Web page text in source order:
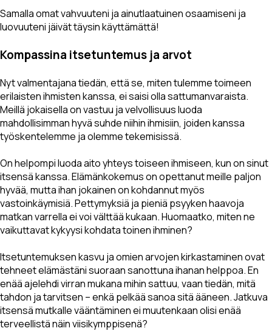
Samalla omat vahvuuteni ja ainutlaatuinen osaamiseni ja
luovuuteni jäivät täysin käyttämättä!
Kompassina itsetuntemus ja arvot
Nyt valmentajana tiedän, että se, miten tulemme toimeen
erilaisten ihmisten kanssa, ei saisi olla sattumanvaraista.
Meillä jokaisella on vastuu ja velvollisuus luoda
mahdollisimman hyvä suhde niihin ihmisiin, joiden kanssa
työskentelemme ja olemme tekemisissä.
On helpompi luoda aito yhteys toiseen ihmiseen, kun on sinut
itsensä kanssa. Elämänkokemus on opettanut meille paljon
hyvää, mutta ihan jokainen on kohdannut myös
vastoinkäymisiä. Pettymyksiä ja pieniä psyyken haavoja
matkan varrella ei voi välttää kukaan. Huomaatko, miten ne
vaikuttavat kykyysi kohdata toinen ihminen?
Itsetuntemuksen kasvu ja omien arvojen kirkastaminen ovat
tehneet elämästäni suoraan sanottuna ihanan helppoa. En
enää ajelehdi virran mukana mihin sattuu, vaan tiedän, mitä
tahdon ja tarvitsen – enkä pelkää sanoa sitä ääneen. Jatkuva
itsensä mutkalle vääntäminen ei muutenkaan olisi enää
terveellistä näin viisikymppisenä?